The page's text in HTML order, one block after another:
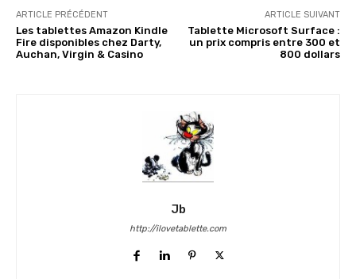
ARTICLE PRÉCÉDENT
Les tablettes Amazon Kindle
Fire disponibles chez Darty,
Auchan, Virgin & Casino
ARTICLE SUIVANT
Tablette Microsoft Surface :
un prix compris entre 300 et
800 dollars
Jb
http://ilovetablette.com